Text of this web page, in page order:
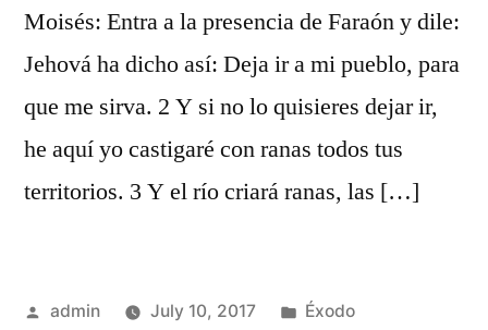
Moisés: Entra a la presencia de Faraón y dile:
Jehová ha dicho así: Deja ir a mi pueblo, para
que me sirva. 2 Y si no lo quisieres dejar ir,
he aquí yo castigaré con ranas todos tus
territorios. 3 Y el río criará ranas, las […]
Posted
admin July 10, 2017
Posted
Éxodo